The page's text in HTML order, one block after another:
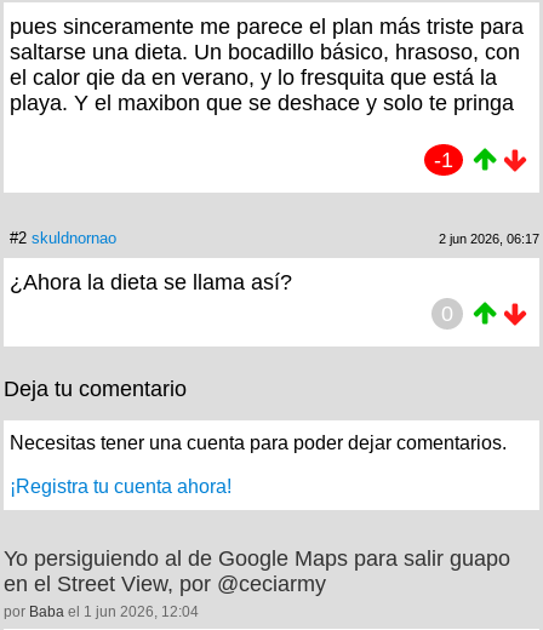
pues sinceramente me parece el plan más triste para
saltarse una dieta. Un bocadillo básico, hrasoso, con
el calor qie da en verano, y lo fresquita que está la
playa. Y el maxibon que se deshace y solo te pringa
-1
#2 skuldnornao 2 jun 2026, 06:17
¿Ahora la dieta se llama así?
0
Deja tu comentario
Necesitas tener una cuenta para poder dejar comentarios.
¡Registra tu cuenta ahora!
Yo persiguiendo al de Google Maps para salir guapo
en el Street View, por @ceciarmy
por Baba el 1 jun 2026, 12:04